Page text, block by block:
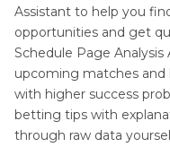
Assistant to help you
opportunities and get
Schedule Page Analysis
upcoming matches
with higher success
betting tips with
through raw data